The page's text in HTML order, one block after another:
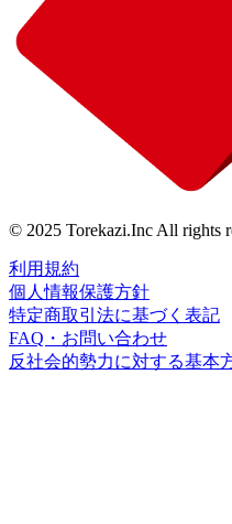
© 2025 Torekazi.Inc All rights
利用規約
個人情報保護方針
特定商取引法に基づく表記
FAQ・お問い合わせ
反社会的勢力に対する基本